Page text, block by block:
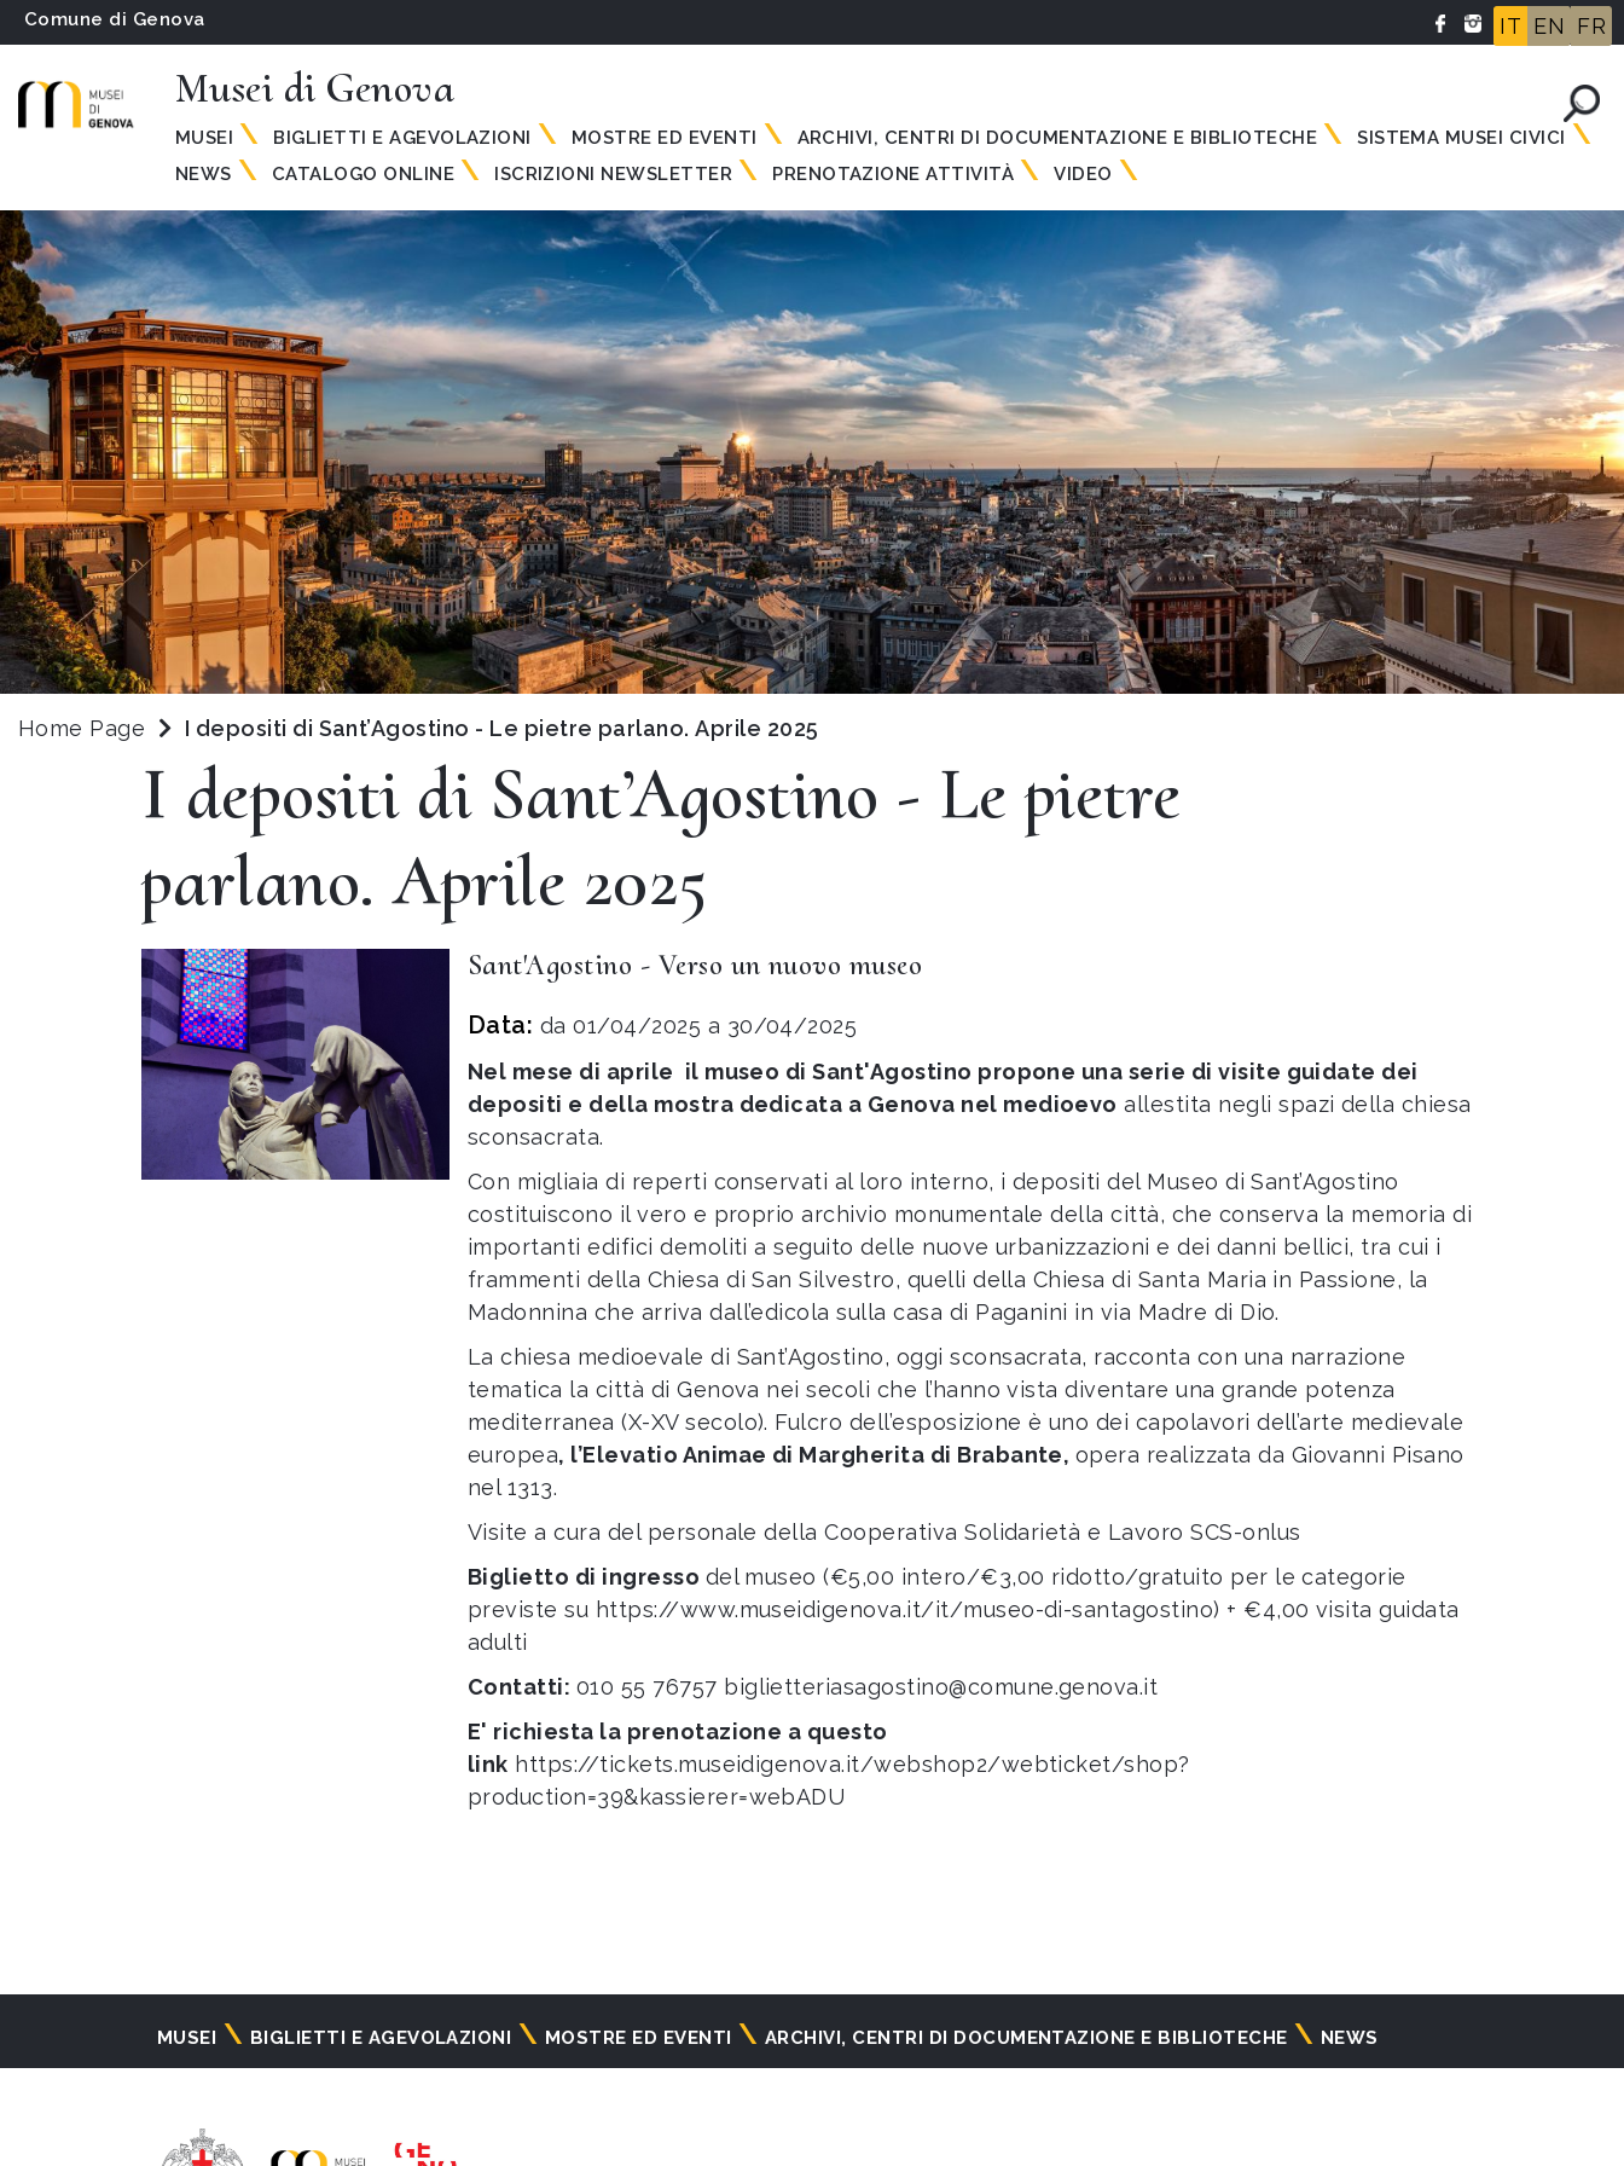
Comune di Genova IT EN FR
Musei di Genova
MUSEI BIGLIETTI E AGEVOLAZIONI MOSTRE ED EVENTI ARCHIVI, CENTRI DI DOCUMENTAZIONE E BIBLIOTECHE
SISTEMA MUSEI CIVICI
NEWS
CATALOGO ONLINE ISCRIZIONI NEWSLETTER PRENOTAZIONE ATTIVITÀ VIDEO
Home Page I depositi di Sant’Agostino - Le pietre parlano. Aprile 2025
I depositi di Sant’Agostino - Le pietre
parlano. Aprile 2025
Sant'Agostino - Verso un nuovo museo
Data: da 01/04/2025 a 30/04/2025
Nel mese di aprile il museo di Sant'Agostino propone una serie di visite guidate dei
depositi e della mostra dedicata a Genova nel medioevo allestita negli spazi della chiesa
sconsacrata.
Con migliaia di reperti conservati al loro interno, i depositi del Museo di Sant’Agostino
costituiscono il vero e proprio archivio monumentale della città, che conserva la memoria di
importanti edifici demoliti a seguito delle nuove urbanizzazioni e dei danni bellici, tra cui i
frammenti della Chiesa di San Silvestro, quelli della Chiesa di Santa Maria in Passione, la
Madonnina che arriva dall’edicola sulla casa di Paganini in via Madre di Dio.
La chiesa medioevale di Sant’Agostino, oggi sconsacrata, racconta con una narrazione
tematica la città di Genova nei secoli che l’hanno vista diventare una grande potenza
mediterranea (X-XV secolo). Fulcro dell’esposizione è uno dei capolavori dell’arte medievale
europea, l’Elevatio Animae di Margherita di Brabante, opera realizzata da Giovanni Pisano
nel 1313.
Visite a cura del personale della Cooperativa Solidarietà e Lavoro SCS-onlus
Biglietto di ingresso del museo (€5,00 intero/€3,00 ridotto/gratuito per le categorie
previste su https://www.museidigenova.it/it/museo-di-santagostino) + €4,00 visita guidata
adulti
Contatti: 010 55 76757 biglietteriasagostino@comune.genova.it
E' richiesta la prenotazione a questo
link https://tickets.museidigenova.it/webshop2/webticket/shop?
production=39&kassierer=webADU
Navigazione
MUSEI BIGLIETTI E AGEVOLAZIONI MOSTRE ED EVENTI ARCHIVI, CENTRI DI DOCUMENTAZIONE E BIBLIOTECHE NEWS